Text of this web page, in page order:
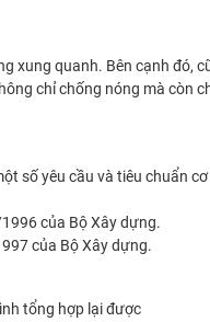
xung quanh. Bên cạnh đó,
chỉ chống nóng mà còn
số yêu cầu và tiêu chuẩn
của Bộ Xây dựng.
của Bộ Xây dựng.
tổng hợp lại được